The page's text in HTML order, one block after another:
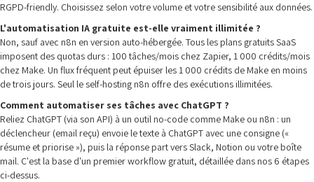
RGPD-friendly. Choisissez selon votre volume et votre sensibilité aux données.
L'automatisation IA gratuite est-elle vraiment illimitée ?
Non, sauf avec n8n en version auto-hébergée. Tous les plans gratuits SaaS
imposent des quotas durs : 100 tâches/mois chez Zapier, 1 000 crédits/mois
chez Make. Un flux fréquent peut épuiser les 1 000 crédits de Make en moins
de trois jours. Seul le self-hosting n8n offre des exécutions illimitées.
Comment automatiser ses tâches avec ChatGPT ?
Reliez ChatGPT (via son API) à un outil no-code comme Make ou n8n : un
déclencheur (email reçu) envoie le texte à ChatGPT avec une consigne («
résume et priorise »), puis la réponse part vers Slack, Notion ou votre boîte
mail. C'est la base d'un premier workflow gratuit, détaillée dans nos 6 étapes
ci-dessus.